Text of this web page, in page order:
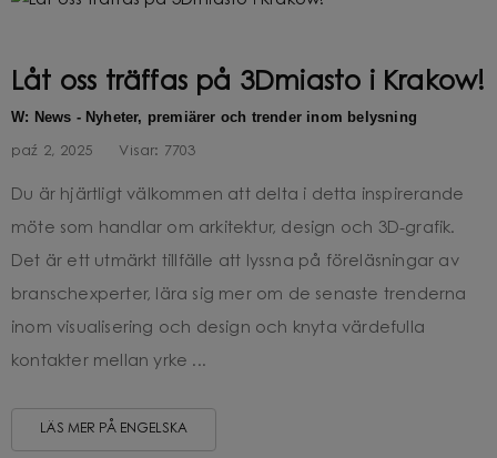
Låt oss träffas på 3Dmiasto i Krakow!
W: News - Nyheter, premiärer och trender inom belysning
paź 2, 2025 Visar: 7703
Du är hjärtligt välkommen att delta i detta inspirerande
möte som handlar om arkitektur, design och 3D-grafik.
Det är ett utmärkt tillfälle att lyssna på föreläsningar av
branschexperter, lära sig mer om de senaste trenderna
inom visualisering och design och knyta värdefulla
kontakter mellan yrke ...
LÄS MER PÅ ENGELSKA